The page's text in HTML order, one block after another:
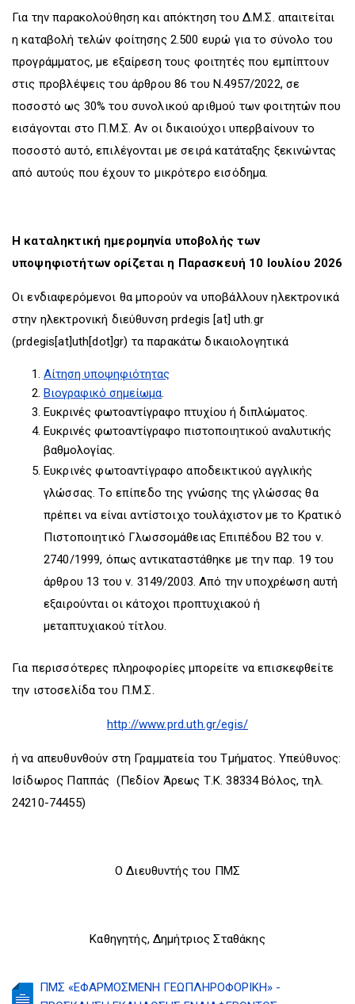
Για την παρακολούθηση και απόκτηση του Δ.Μ.Σ. απαιτείται
η καταβολή τελών φοίτησης 2.500 ευρώ για το σύνολο του
προγράμματος, με εξαίρεση τους φοιτητές που εμπίπτουν
στις προβλέψεις του άρθρου 86 του Ν.4957/2022, σε
ποσοστό ως 30% του συνολικού αριθμού των φοιτητών που
εισάγονται στο Π.Μ.Σ. Αν οι δικαιούχοι υπερβαίνουν το
ποσοστό αυτό, επιλέγονται με σειρά κατάταξης ξεκινώντας
από αυτούς που έχουν το μικρότερο εισόδημα.
Η καταληκτική ημερομηνία υποβολής των
υποψηφιοτήτων ορίζεται η Παρασκευή 10 Ιουλίου 2026
Οι ενδιαφερόμενοι θα μπορούν να υποβάλλουν ηλεκτρονικά
στην ηλεκτρονική διεύθυνσηprdegis [at]uth.gr
(prdegis[at]uth[dot]gr) τα παρακάτω δικαιολογητικά
Αίτηση υποψηφιότητας
Βιογραφικό σημείωμα.
Ευκρινές φωτοαντίγραφο πτυχίου ή διπλώματος.
Ευκρινές φωτοαντίγραφο πιστοποιητικού αναλυτικής
βαθμολογίας.
Ευκρινές φωτοαντίγραφο αποδεικτικού αγγλικής
γλώσσας. Το επίπεδο της γνώσης της γλώσσας θα
πρέπει να είναι αντίστοιχο τουλάχιστον με το Κρατικό
Πιστοποιητικό Γλωσσομάθειας Επιπέδου Β2 του ν.
2740/1999, όπως αντικαταστάθηκε με την παρ. 19 του
άρθρου 13 του ν. 3149/2003. Από την υποχρέωση αυτή
εξαιρούνται οι κάτοχοι προπτυχιακού ή
μεταπτυχιακού τίτλου.
Για περισσότερες πληροφορίες μπορείτε να επισκεφθείτε
την ιστοσελίδα του Π.Μ.Σ.
http://www.prd.uth.gr/egis/
ή να απευθυνθούν στη Γραμματεία του Τμήματος. Υπεύθυνος:
Ισίδωρος Παππάς (Πεδίον Άρεως Τ.Κ. 38334 Βόλος, τηλ.
24210-74455)
Ο Διευθυντής του ΠΜΣ
Καθηγητής, Δημήτριος Σταθάκης
ΠΜΣ «ΕΦΑΡΜΟΣΜΕΝΗ ΓΕΩΠΛΗΡΟΦΟΡΙΚΗ» -